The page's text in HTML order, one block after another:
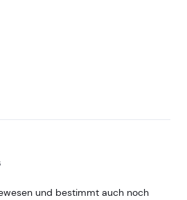
und bestimmt auch noch